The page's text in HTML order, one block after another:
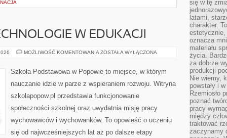
W EDUKACJI
MOŻLIWOŚĆ KOMENTOWANIA NOWOCZESNE
EDUKACJI
ZOSTAŁA WYŁĄCZONA
Szkoła Podstawowa w Popowie to miejsce, w którym
nauczanie idzie w parze z wspieraniem rozwoju. Witryna
szkolapopow.pl przedstawia funkcjonowanie
społeczności szkolnej oraz uwydatnia misję pracy
wychowawców i wychowanków. To opowieść o uczeniu
się od najwcześniejszych lat aż po dalsze etapy
się w tę
latami,
charakter.
estetycznie,
oznacza
materiału
życia.
za dobrze
produkcji
Nie wiemy,
powstały i
Rzemiosło
poznać
pracy
między
traktować
zaczynamy